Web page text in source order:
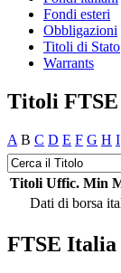
Fondi esteri
Obbligazioni
Titoli di Stato
Warrants
Titoli
A B C D E F G H I
Titoli Uffic. Min
Dati di borsa
FTSE Italia